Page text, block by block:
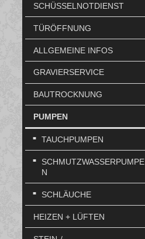
SCHÜSSELNOTDIENST
TÜRÖFFNUNG
ALLGEMEINE INFOS
GRAVIERSERVICE
BAUTROCKNUNG
PUMPEN
TAUCHPUMPEN
SCHMUTZWASSERPUMPE
N
SCHLÄUCHE
HEIZEN + LÜFTEN